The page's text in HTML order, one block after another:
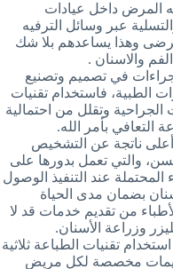
المرض داخل عيادات
عبر وسائل الترفيه
وهذا يساعدهم بلا شك
والاسنان .
في تصميم وتصنيع
الطبية، فاستخدام تقنيات
وتقلل من احتمالية
التعافي بأمر الله.
ناتجة عن التشخيص
والتي تعمل بدورها على
المحتملة عند التنفيذ الوصول
بضمان مدى الحياة
من تقديم خدمات قد لا
وزراعة الأسنان.
تقنيات الطباعة ثلاثية
مخصصة لكل مريض